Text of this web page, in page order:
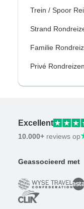
Trein / Spoor
Strand
Familie
Privé Rondreizen
Excellent
10.000+ reviews op
Geassocieerd met